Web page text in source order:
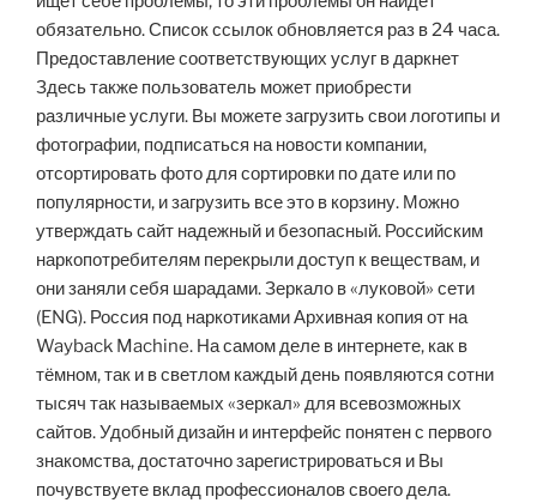
обязательно. Список ссылок обновляется раз в 24 часа.
Предоставление соответствующих услуг в даркнет
Здесь также пользователь может приобрести
различные услуги. Вы можете загрузить свои логотипы и
фотографии, подписаться на новости компании,
отсортировать фото для сортировки по дате или по
популярности, и загрузить все это в корзину. Можно
утверждать сайт надежный и безопасный. Российским
наркопотребителям перекрыли доступ к веществам, и
они заняли себя шарадами. Зеркало в «луковой» сети
(ENG). Россия под наркотиками Архивная копия от на
Wayback Machine. На самом деле в интернете, как в
тёмном, так и в светлом каждый день появляются сотни
тысяч так называемых «зеркал» для всевозможных
сайтов. Удобный дизайн и интерфейс понятен с первого
знакомства, достаточно зарегистрироваться и Вы
почувствуете вклад профессионалов своего дела.